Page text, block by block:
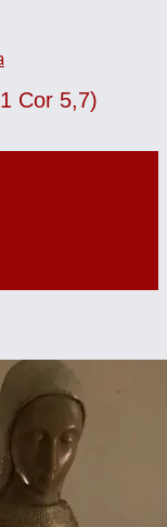
Cor 5,7)